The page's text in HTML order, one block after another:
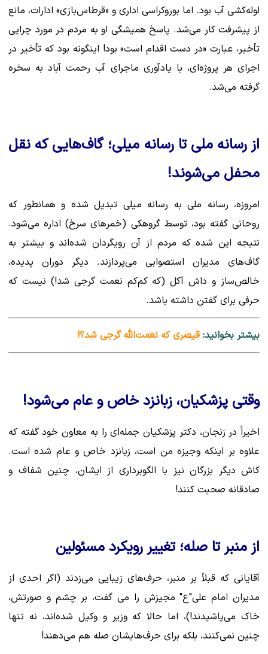
لوله‌کشی آب بود. اما بوروکراسی اداری و «قرطاس‌بازی» ادارات، مانع
از پیشرفت کار می‌شد. پاسخ همیشگی او به مردم در مورد چرایی
تأخیر، عبارت «در دست اقدام است» بود! اینگونه بود که تأخیر در
اجرای هر پروژه‌ای، با یادآوری ماجرای آب رحمت آباد به سخره
گرفته می‌شد.
از رسانه ملی تا رسانه میلی؛ گاف‌هایی که نقل
محفل می‌شوند!
امروزه، رسانه ملی به رسانه میلی تبدیل شده و همانطور که
روحانی گفته بود، توسط گروهکی (خمرهای سرخ) اداره می‌شود.
نتیجه این شده که مردم از آن رویگردان شده‌اند و بیشتر به
گاف‌های مدیران استصوابی می‌پردازند. دیگر دوران پدیده،
خالص‌ساز و داش آکل (که کم‌کم نعمت گرجی شد!) نیست که
حرفی برای گفتن داشته باشد.
بیشتر بخوانید: قیصری که نعمت‌الله گرجی شد؟!
وقتی پزشکیان، زبانزد خاص و عام می‌شود!
اخیراً در زنجان، دکتر پزشکیان جمله‌ای را به معاون خود گفته که
علاوه بر اینکه وجیزه من است، زبانزد خاص و عام شده است.
کاش دیگر بزرگان نیز با الگوبرداری از ایشان، چنین شفاف و
صادقانه صحبت کنند!
از منبر تا صله؛ تغییر رویکرد مسئولین
آقایانی که قبلاً بر منبر، حرف‌های زیبایی می‌زدند (اگر احدی از
مدیران امام علی"ع" مجیزش را می گفت، بر چشم و صورتش،
خاک می‌پاشیدند!)، اما حالا که وزیر و وکیل شده‌اند، نه تنها
چنین نمی‌کنند، بلکه برای حرف‌هایشان صله هم می‌دهند!